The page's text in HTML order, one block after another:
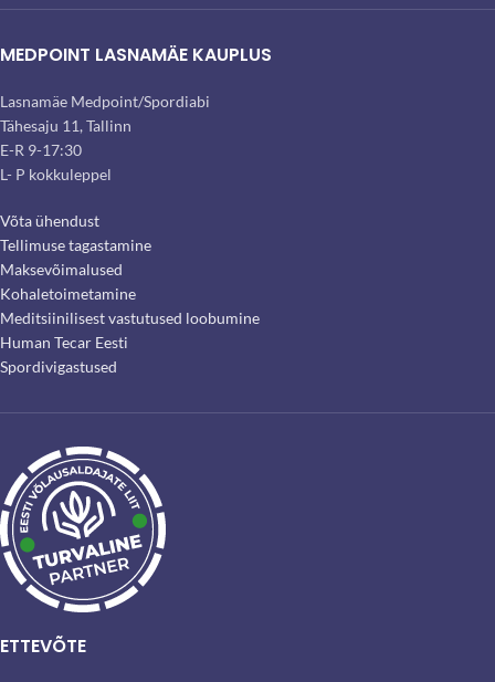
MEDPOINT LASNAMÄE KAUPLUS
Lasnamäe Medpoint/Spordiabi
Tähesaju 11, Tallinn
E-R 9-17:30
L- P kokkuleppel
Võta ühendust
Tellimuse tagastamine
Maksevõimalused
Kohaletoimetamine
Meditsiinilisest vastutused loobumine
Human Tecar Eesti
Spordivigastused
ETTEVÕTE